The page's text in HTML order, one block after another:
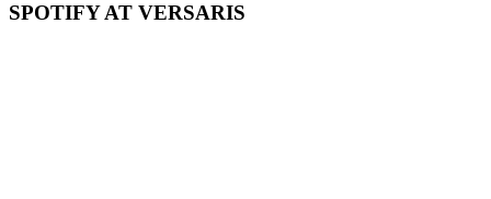
SPOTIFY AT VERSARIS